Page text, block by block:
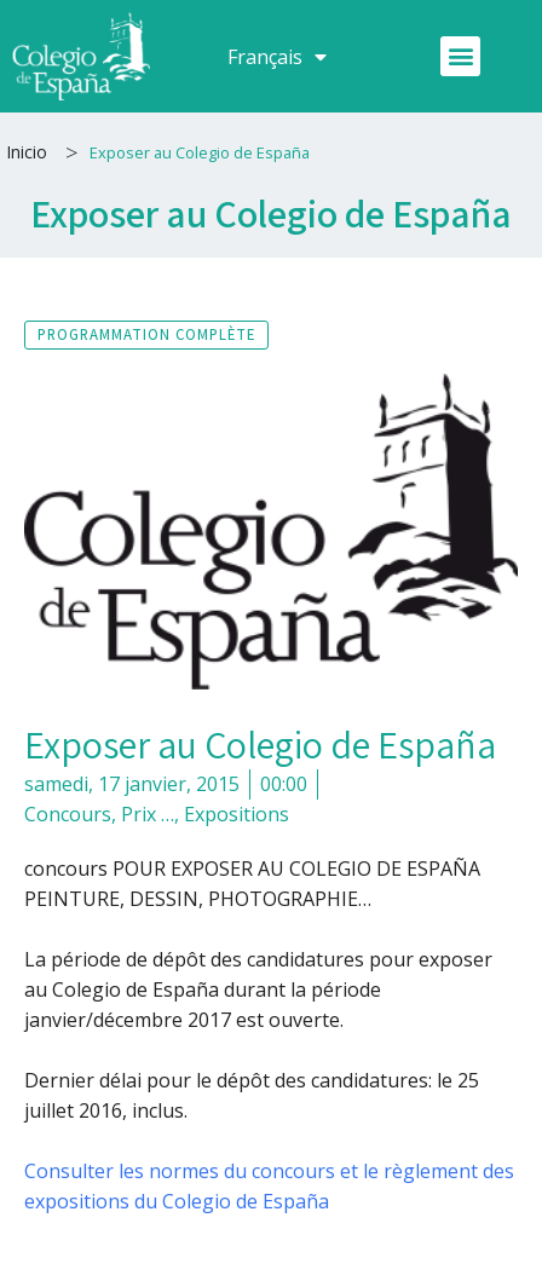
au
contenu
Français
Español Menu
Inicio > Exposer au Colegio de España
Exposer au Colegio de España
PROGRAMMATION COMPLÈTE
Exposer au Colegio de España
samedi, 17 janvier, 2015
00:00
Concours, Prix …, Expositions
concours POUR EXPOSER AU COLEGIO DE ESPAÑA
PEINTURE, DESSIN, PHOTOGRAPHIE…
La période de dépôt des candidatures pour exposer
au Colegio de España durant la période
janvier/décembre 2017 est ouverte.
Dernier délai pour le dépôt des candidatures: le 25
juillet 2016, inclus.
Consulter les normes du concours et le règlement des
expositions du Colegio de España